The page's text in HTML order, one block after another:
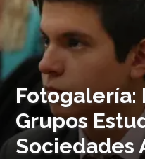
Fotogalería:
Grupos
Sociedades